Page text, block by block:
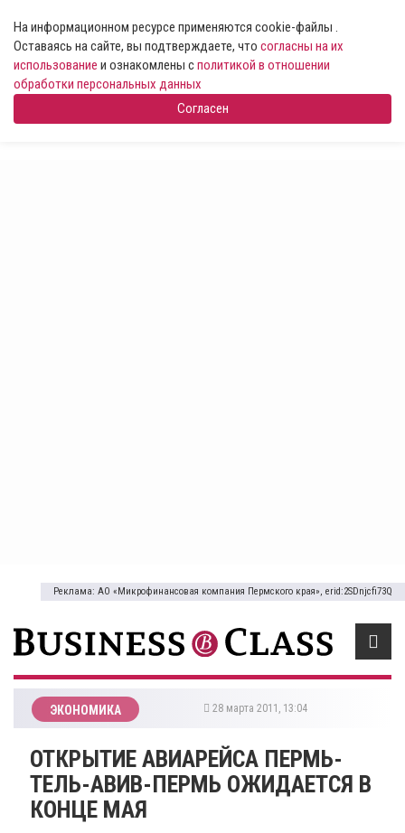
На информационном ресурсе применяются cookie-файлы .
Оставаясь на сайте, вы подтверждаете, что согласны на их
использование и ознакомлены сполитикой в отношении
обработки персональных данных
Согласен
Реклама: АО «Микрофинансовая компания Пермского края», erid:2SDnjcfi73Q
ЭКОНОМИКА 28 марта 2011, 13:04
ОТКРЫТИЕ АВИАРЕЙСА ПЕРМЬ-
ТЕЛЬ-АВИВ-ПЕРМЬ ОЖИДАЕТСЯ В
КОНЦЕ МАЯ